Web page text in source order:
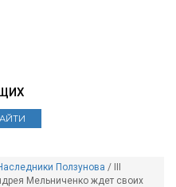
Ползунова / III
Мельниченко ждет своих